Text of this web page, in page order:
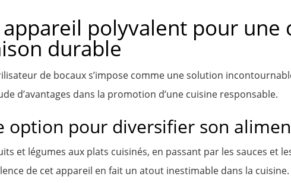
appareil polyvalent pour une
durable
de bocaux s’impose comme une solution
d’avantages dans la promotion d’une cuisine responsable.
option pour diversifier son
et légumes aux plats cuisinés, en passant par les sauces et
de cet appareil en fait un atout inestimable dans la